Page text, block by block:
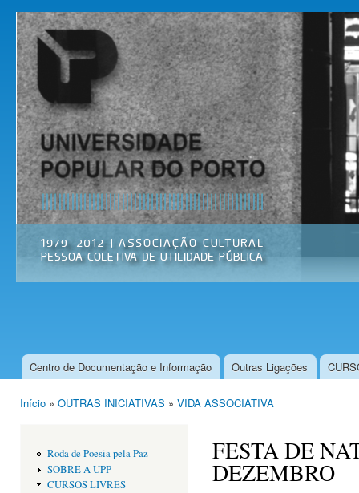
Universidade
Popular do
Porto
Associação
Cultural
Menu principal
Centro de Documentação e Informação Outras Ligações
Início » OUTRAS INICIATIVAS » VIDA ASSOCIATIVA
Roda de Poesia pela Paz
SOBRE A UPP
CURSOS LIVRES
FESTA DE
DEZEMBRO